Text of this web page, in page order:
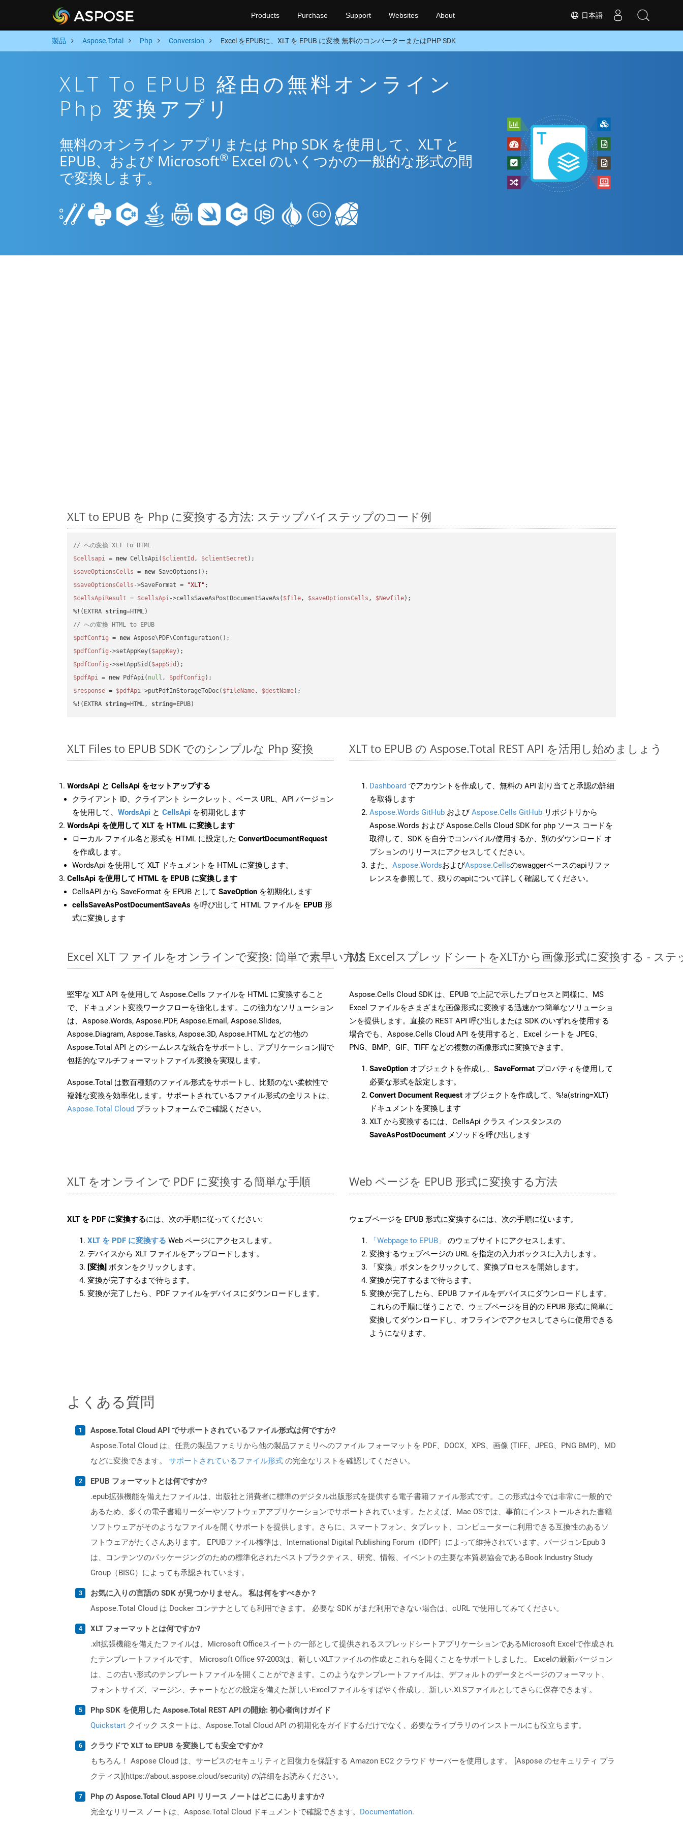
日本語
Products Purchase Support Websites About
製品 Aspose.Total Php Conversion Excel をEPUBに、XLT を EPUB に変換 無料のコンバーターまたはPHP SDK
XLT To EPUB 経由の無料オンライン
Php 変換アプリ
無料のオンライン アプリまたは Php SDK を使用して、XLT と
EPUB、および Microsoft® Excel のいくつかの一般的な形式の間
で変換します。
XLT to EPUB を Php に変換する方法: ステップバイステップのコード例
// への変換 XLT to HTML
$cellsapi = new CellsApi( $clientId , $clientSecret
$saveOptionsCells = new
$saveOptionsCells ->SaveFormat = "XLT"
$cellsApiResult = $cellsApi->cellsSaveAsPostDocumentSaveAs( $file, $saveOptionsCells , $Newfile);
%!(EXTRA string
// への変換 HTML to EPUB
$pdfConfig = new
$pdfConfig ->setAppKey( $appKey
$pdfConfig ->setAppSid( $appSid
$pdfApi = new PdfApi( null , $pdfConfig
$response = $pdfApi->putPdfInStorageToDoc( $fileName, $destName);
%!(EXTRA string=HTML, string=EPUB)
XLT Files to EPUB SDK でのシンプルな Php 変換
WordsApi と CellsApi をセットアップする
クライアント ID、クライアント シークレット、ベース URL、API バージョン
を使用して、 WordsApi と CellsApi を初期化します
WordsApi を使用して XLT を HTML に変換します
ローカル ファイル名と形式を HTML に設定した ConvertDocumentRequest
を作成します。
WordsApi を使用して XLT ドキュメントを HTML に変換します。
CellsApi を使用して HTML を EPUB に変換します
CellsAPI から SaveFormat を EPUB として SaveOption を初期化します
cellsSaveAsPostDocumentSaveAs を呼び出して HTML ファイルを EPUB 形
式に変換します
XLT to EPUB の Aspose.Total REST API を活用し始めましょう
Dashboard でアカウントを作成して、無料の API 割り当てと承認の詳細
を取得します
Aspose.Words GitHub およびAspose.Cells GitHub リポジトリから
Aspose.Words および Aspose.Cells Cloud SDK for php ソース コードを
取得して、SDK を自分でコンパイル/使用するか、別のダウンロード オ
プションのリリースにアクセスしてください。
また、 Aspose.WordsおよびAspose.Cellsのswaggerベースのapiリファ
レンスを参照して、残りのapiについて詳しく確認してください。
Excel XLT ファイルをオンラインで変換: 簡単で素早い方法
堅牢な XLT API を使用して Aspose.Cells ファイルを HTML に変換すること
で、ドキュメント変換ワークフローを強化します。この強力なソリューション
は、Aspose.Words, Aspose.PDF, Aspose.Email, Aspose.Slides,
Aspose.Diagram, Aspose.Tasks, Aspose.3D, Aspose.HTML などの他の
Aspose.Total API とのシームレスな統合をサポートし、アプリケーション間で
包括的なマルチフォーマットファイル変換を実現します。
Aspose.Total は数百種類のファイル形式をサポートし、比類のない柔軟性で
複雑な変換を効率化します。サポートされているファイル形式の全リストは、
Aspose.Total Cloud プラットフォームでご確認ください。
MS ExcelスプレッドシートをXLTから画像形式に変換する - ス
Aspose.Cells Cloud SDK は、EPUB で上記で示したプロセスと同様に、MS
Excel ファイルをさまざまな画像形式に変換する迅速かつ簡単なソリューショ
ンを提供します。直接の REST API 呼び出しまたは SDK のいずれを使用する
場合でも、Aspose.Cells Cloud API を使用すると、Excel シートを JPEG、
PNG、BMP、GIF、TIFF などの複数の画像形式に変換できます。
SaveOption オブジェクトを作成し、 SaveFormat プロパティを使用して
必要な形式を設定します。
Convert Document Request オブジェクトを作成して、%!a(string=XLT)
ドキュメントを変換します
XLT から変換するには、CellsApi クラス インスタンスの
SaveAsPostDocument メソッドを呼び出します
XLT をオンラインで PDF に変換する簡単な手順
XLT を PDF に変換するには、次の手順に従ってください:
XLT を PDF に変換する Web ページにアクセスします。
デバイスから XLT ファイルをアップロードします。
[変換] ボタンをクリックします。
変換が完了するまで待ちます。
変換が完了したら、PDF ファイルをデバイスにダウンロードします。
Web ページを EPUB 形式に変換する方法
ウェブページを EPUB 形式に変換するには、次の手順に従います。
「Webpage to EPUB」
のウェブサイトにアクセスします。
変換するウェブページの URL を指定の入力ボックスに入力します。
「変換」ボタンをクリックして、変換プロセスを開始します。
変換が完了するまで待ちます。
変換が完了したら、EPUB ファイルをデバイスにダウンロードします。
これらの手順に従うことで、ウェブページを目的の EPUB 形式に簡単に
変換してダウンロードし、オフラインでアクセスしてさらに使用できる
ようになります。
よくある質問
Aspose.Total Cloud API でサポートされているファイル形式は何ですか?
Aspose.Total Cloud は、任意の製品ファミリから他の製品ファミリへのファイル フォーマットを PDF、DOCX、XPS、画像 (TIFF、JPEG、PNG BMP)、MD
などに変換できます。 サポートされているファイル形式 の完全なリストを確認してください。
EPUB フォーマットとは何ですか?
.epub拡張機能を備えたファイルは、出版社と消費者に標準のデジタル出版形式を提供する電子書籍ファイル形式です。この形式は今では非常に一般的で
あるため、多くの電子書籍リーダーやソフトウェアアプリケーションでサポートされています。たとえば、Mac OSでは、事前にインストールされた書籍
ソフトウェアがそのようなファイルを開くサポートを提供します。さらに、スマートフォン、タブレット、コンピューターに利用できる互換性のあるソ
フトウェアがたくさんあります。 EPUBファイル標準は、International Digital Publishing Forum（IDPF）によって維持されています。バージョンEpub 3
は、コンテンツのパッケージングのための標準化されたベストプラクティス、研究、情報、イベントの主要な本貿易協会であるBook Industry Study
Group（BISG）によっても承認されています。
お気に入りの言語の SDK が見つかりません。 私は何をすべきか？
Aspose.Total Cloud は Docker コンテナとしても利用できます。 必要な SDK がまだ利用できない場合は、cURL で使用してみてください。
XLT フォーマットとは何ですか?
.xlt拡張機能を備えたファイルは、Microsoft Officeスイートの一部として提供されるスプレッドシートアプリケーションであるMicrosoft Excelで作成され
たテンプレートファイルです。 Microsoft Office 97-2003は、新しいXLTファイルの作成とこれらを開くことをサポートしました。 Excelの最新バージョン
は、この古い形式のテンプレートファイルを開くことができます。このようなテンプレートファイルは、デフォルトのデータとページのフォーマット、
フォントサイズ、マージン、チャートなどの設定を備えた新しいExcelファイルをすばやく作成し、新しい.XLSファイルとしてさらに保存できます。
Php SDK を使用した Aspose.Total REST API の開始: 初心者向けガイド
Quickstart クイック スタートは、Aspose.Total Cloud API の初期化をガイドするだけでなく、必要なライブラリのインストールにも役立ちます。
クラウドで XLT to EPUB を変換しても安全ですか?
もちろん！ Aspose Cloud は、サービスのセキュリティと回復力を保証する Amazon EC2 クラウド サーバーを使用します。 [Aspose のセキュリティ プラ
クティス](https://about.aspose.cloud/security) の詳細をお読みください。
Php の Aspose.Total Cloud API リリース ノートはどこにありますか?
完全なリリース ノートは、Aspose.Total Cloud ドキュメントで確認できます。 Documentation.